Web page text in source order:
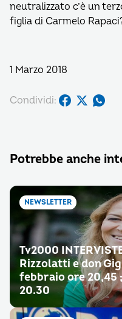
neutralizzato c’è un
figlia di Carmelo
1 Marzo 2018
Condividi:
Potrebbe anche
NEWSLETTER
Tv2000
Rizzolatti e don
febbraio ore 20,45
20.30